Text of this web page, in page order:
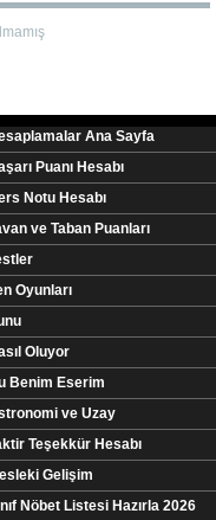
Ana Sayfa
Puanı Hesabı
Notu Hesabı
ve Taban Puanları
Oyunları
Oluyor
Benim Eserim
ve Uzay
Teşekkür Hesabı
Gelişim
Nöbet Listesi Hazırla 2026